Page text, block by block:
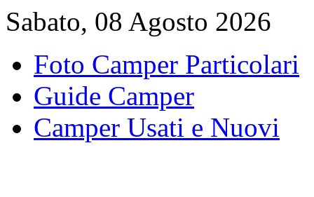
Sabato, 08 Agosto 2026
Foto Camper Particolari
Guide Camper
Camper Usati e Nuovi